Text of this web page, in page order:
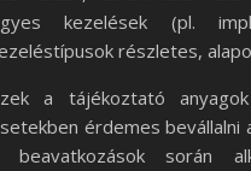
kezelések (pl.
részletes,
a tájékoztató
érdemes
beavatkozások során